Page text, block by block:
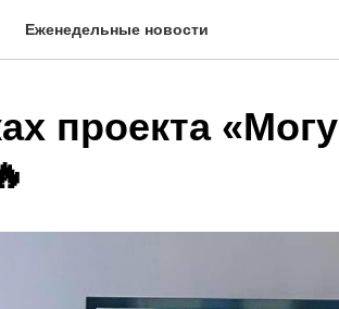
Еженедельные новости
проекта «Могу